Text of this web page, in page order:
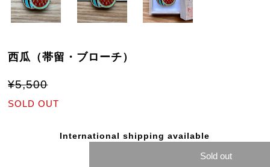
西瓜（帯留・ブローチ）
¥5,500
SOLD OUT
International shipping available
Sold out